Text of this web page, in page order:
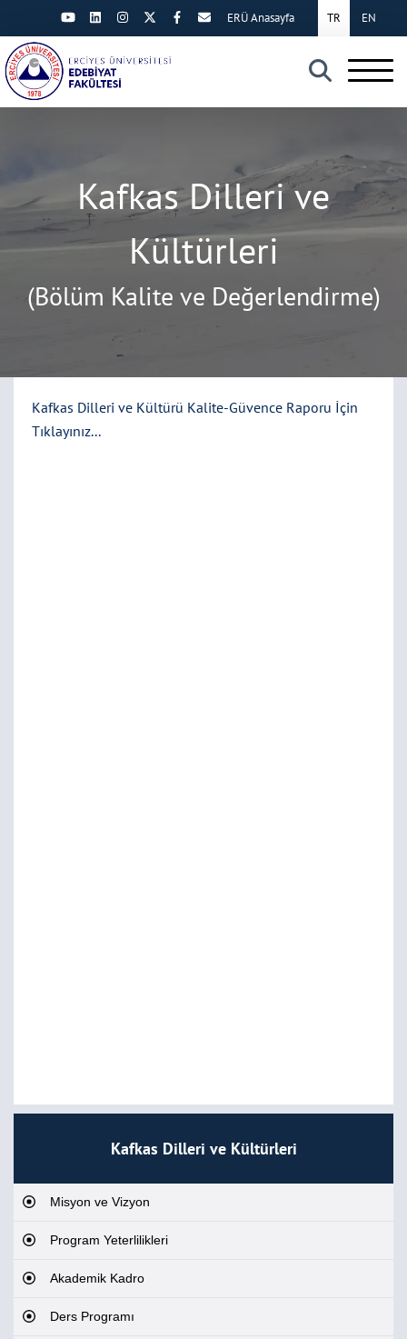
×
TR EN
ERÜ Anasayfa
Kafkas Dilleri ve
Kültürleri
(Bölüm Kalite ve Değerlendirme)
Kafkas Dilleri ve Kültürleri
Misyon ve Vizyon
Program Yeterlilikleri
Akademik Kadro
Ders Programı
Kafkas Dilleri ve Kültürü Kalite-Güvence Raporu İçin
Tıklayınız...